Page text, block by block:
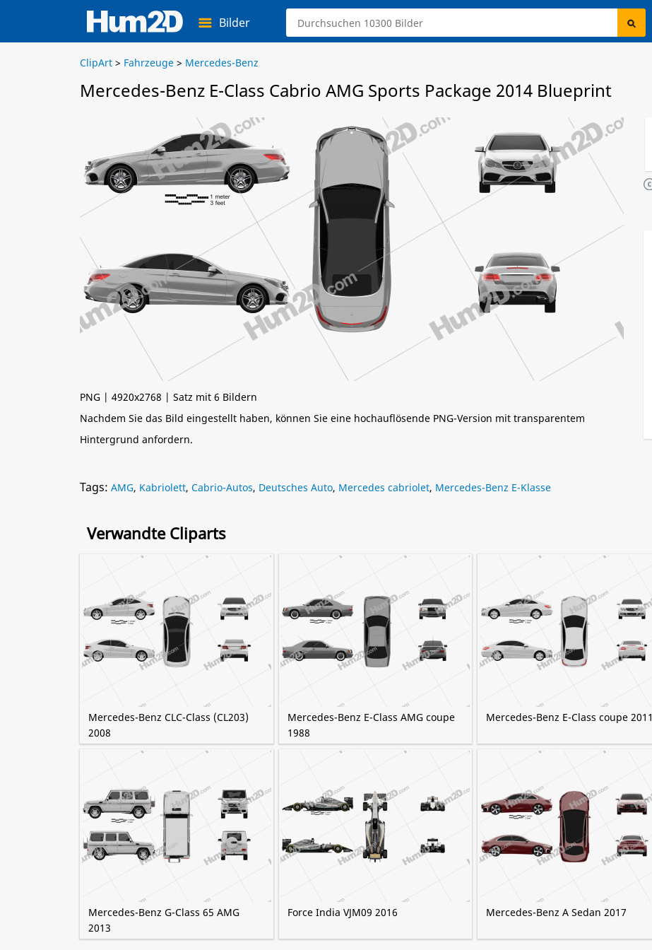
Bilder
ClipArt > Fahrzeuge > Mercedes-Benz
Mercedes-Benz E-Class Cabrio AMG Sports Package 2014 Blueprint
PNG | 4920x2768 | Satz mit 6 Bildern
Nachdem Sie das Bild eingestellt haben, können Sie eine hochauflösende PNG-Version mit transparentem
Hintergrund anfordern.
Tags: AMG, Kabriolett, Cabrio-Autos, Deutsches Auto, Mercedes cabriolet, Mercedes-Benz E-Klasse
Verwandte Cliparts
Mercedes-Benz CLC-Class (CL203)
2008
Mercedes-Benz E-Class AMG coupe
1988
Mercedes-Benz E-Class coupe 2011
Mercedes-Benz G-Class 65 AMG
2013
Force India VJM09 2016 Mercedes-Benz A Sedan 2017